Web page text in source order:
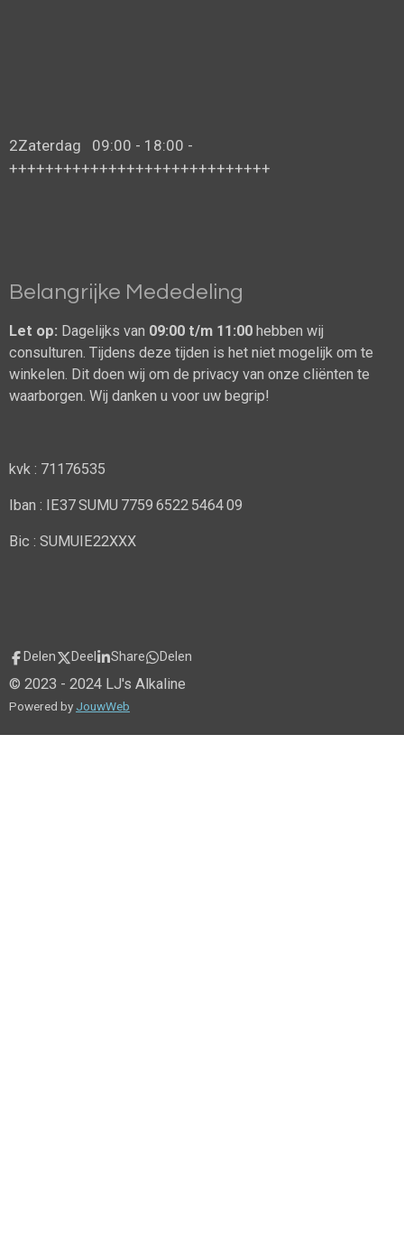
2Zaterdag 09:00 - 18:00 -
+++++++++++++++++++++++++++++
Belangrijke Mededeling
Let op: Dagelijks van 09:00 t/m 11:00 hebben wij
consulturen. Tijdens deze tijden is het niet mogelijk om te
winkelen. Dit doen wij om de privacy van onze cliënten te
waarborgen. Wij danken u voor uw begrip!
kvk : 71176535
Iban : IE37 SUMU 7759 6522 5464 09
Bic : SUMUIE22XXX
Delen Deel Share Delen
© 2023 - 2024 LJ's Alkaline
Powered by JouwWeb